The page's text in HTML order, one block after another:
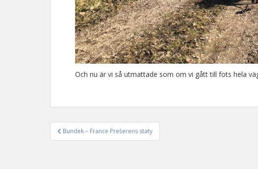
Och nu är vi så utmattade som om vi gått till fots hela
Inläggsnavigering
Bundek – France Prešerens staty